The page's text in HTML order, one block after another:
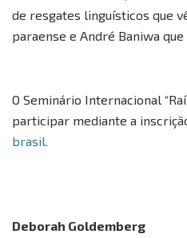
de resgates linguísticos que
paraense e André Baniwa
O Seminário Internacional
participar mediante a
brasil.
Deborah Goldemberg